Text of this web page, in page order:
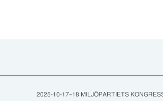
2025-10-17–18 MILJÖPARTIETS